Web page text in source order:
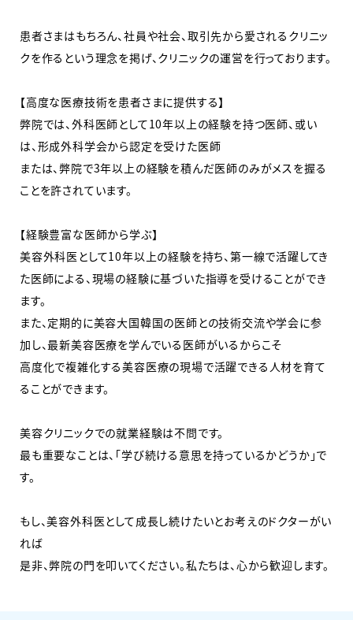
患者さまはもちろん、社員や社会、取引先から愛されるクリニッ
クを作るという理念を掲げ、クリニックの運営を行っております。
【高度な医療技術を患者さまに提供する】
弊院では、外科医師として10年以上の経験を持つ医師、或い
は、形成外科学会から認定を受けた医師
または、弊院で3年以上の経験を積んだ医師のみがメスを握る
ことを許されています。
【経験豊富な医師から学ぶ】
美容外科医として10年以上の経験を持ち、第一線で活躍してき
た医師による、現場の経験に基づいた指導を受けることができ
ます。
また、定期的に美容大国韓国の医師との技術交流や学会に参
加し、最新美容医療を学んでいる医師がいるからこそ
高度化で複雑化する美容医療の現場で活躍できる人材を育て
ることができます。
美容クリニックでの就業経験は不問です。
最も重要なことは、「学び続ける意思を持っているかどうか」で
す。
もし、美容外科医として成長し続けたいとお考えのドクターがい
れば
是非、弊院の門を叩いてください。私たちは、心から歓迎します。